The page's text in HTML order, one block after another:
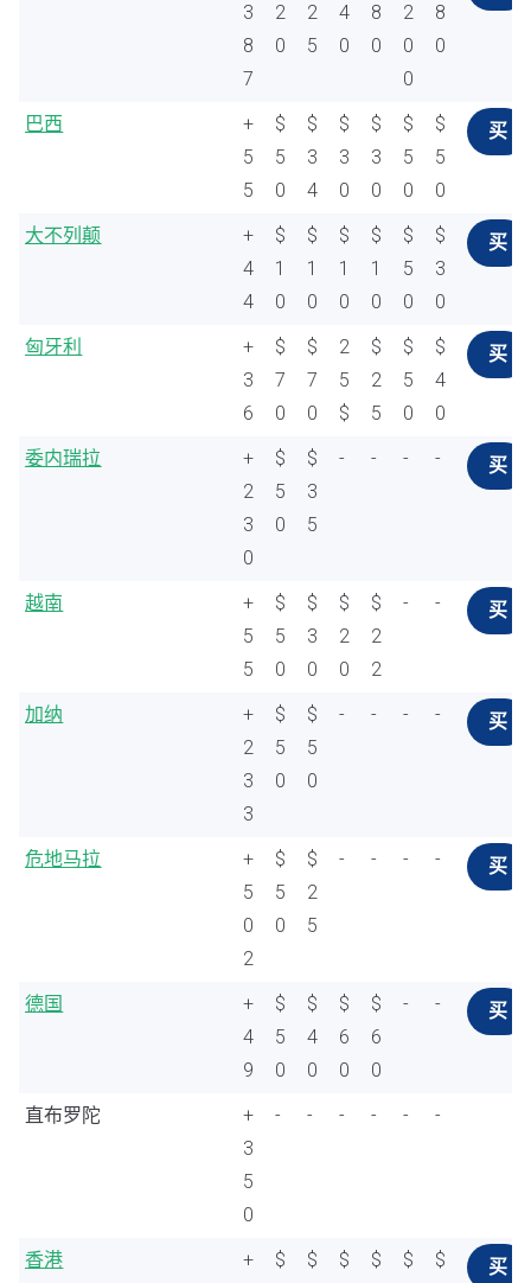
3
8
7
2
0
2
5
4
0
8
0
2
0
0
8
0
巴西
+
5
5
$
5
0
$
3
4
$
3
0
$
3
0
$
5
0
$
5
0
买
大不列颠
+
4
4
$
1
0
$
1
0
$
1
0
$
1
0
$
5
0
$
3
0
买
匈牙利
+
3
6
$
7
0
$
7
0
2
5
$
$
2
5
$
5
0
$
4
0
买
委内瑞拉
+
2
3
0
$
5
0
$
3
5
- - - - 买
越南
+
5
5
$
5
0
$
3
0
$
2
0
$
2
2
- - 买
加纳
+
2
3
3
$
5
0
$
5
0
- - - - 买
危地马拉
+
5
0
2
$
5
0
$
2
5
- - - - 买
德国
+
4
9
$
5
0
$
4
0
$
6
0
$
6
0
- - 买
直布罗陀
+
3
5
0
- - - - - -
香港
+
$
$
$
$
$
$
买